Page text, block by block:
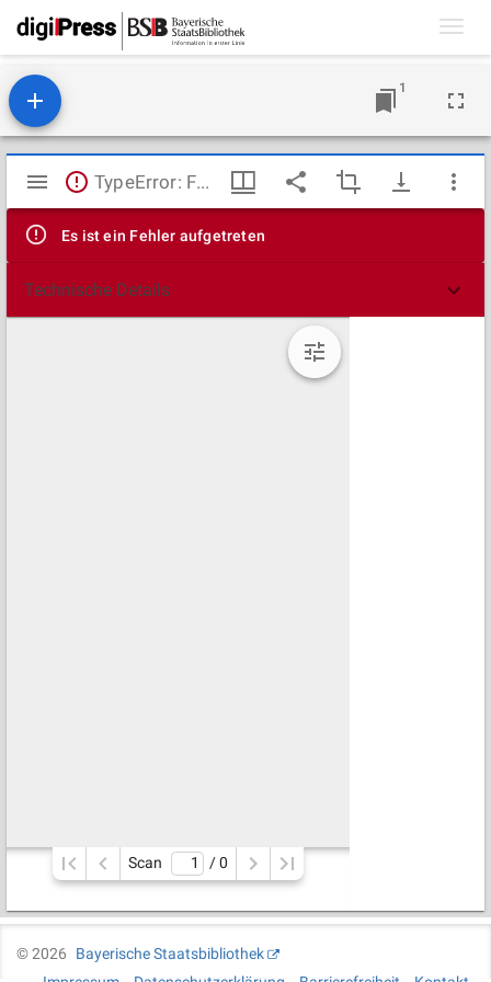
1
Mirador
Viewer
TypeError: Failed to fetch
Es ist ein Fehler aufgetreten
Technische Details
Scan / 0
©2026
Bayerische Staatsbibliothek